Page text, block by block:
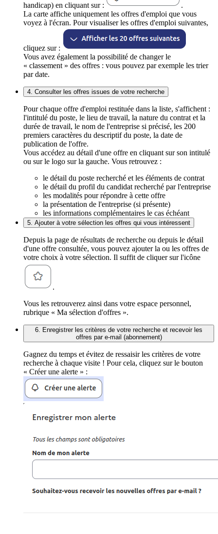
handicap) en cliquant sur :
.
La carte affiche uniquement les offres d'emploi que vous
voyez à l'écran. Pour visualiser les offres d'emploi suivantes,
cliquez sur :
Vous avez également la possibilité de changer le
« classement » des offres : vous pouvez par exemple les trier
par date.
4. Consulter les offres issues de votre recherche
Pour chaque offre d'emploi restituée dans la liste, s'affichent :
l'intitulé du poste, le lieu de travail, la nature du contrat et la
durée de travail, le nom de l'entreprise si précisé, les 200
premiers caractères du descriptif du poste, la date de
publication de l'offre.
Vous accédez au détail d'une offre en cliquant sur son intitulé
ou sur le logo sur la gauche. Vous retrouvez :
le détail du poste recherché et les éléments de contrat
le détail du profil du candidat recherché par l'entreprise
les modalités pour répondre à cette offre
la présentation de l'entreprise (si présente)
les informations complémentaires le cas échéant
5. Ajouter à votre sélection les offres qui vous intéressent
Depuis la page de résultats de recherche ou depuis le détail
d'une offre consultée, vous pouvez ajouter la ou les offres de
votre choix à votre sélection. Il suffit de cliquer sur l'icône
.
Vous les retrouverez ainsi dans votre espace personnel,
rubrique « Ma sélection d'offres ».
6. Enregistrer les critères de votre recherche et recevoir les
offres par e-mail (abonnement)
Gagnez du temps et évitez de ressaisir les critères de votre
recherche à chaque visite ! Pour cela, cliquez sur le bouton
« Créer une alerte » :